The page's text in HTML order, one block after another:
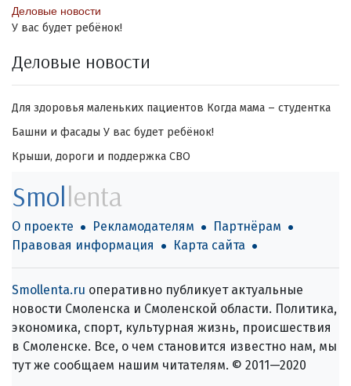
Деловые новости
У вас будет ребёнок!
Деловые новости
Для здоровья маленьких пациентов Когда мама – студентка
Башни и фасады У вас будет ребёнок!
Крыши, дороги и поддержка СВО
Smollenta
О проекте Рекламодателям
Партнёрам
Правовая информация
Карта сайта
Smollenta.ru оперативно публикует актуальные
новости Смоленска и Смоленской области. Политика,
экономика, спорт, культурная жизнь, происшествия
в Смоленске. Все, о чем становится известно нам, мы
тут же сообщаем нашим читателям. © 2011—2020